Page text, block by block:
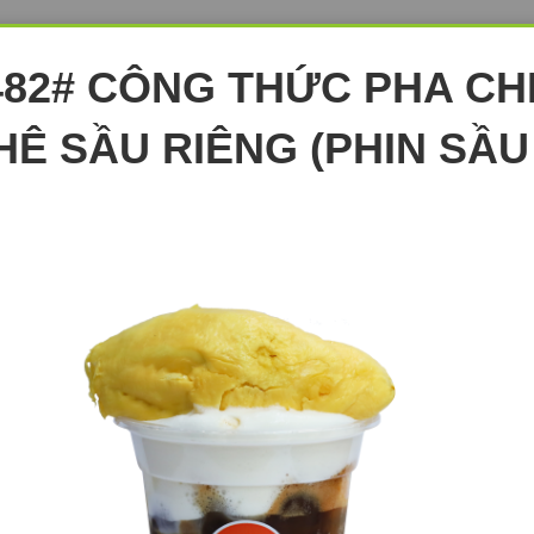
CÔNG THỨC PHA
SẦU RIÊNG (PHIN